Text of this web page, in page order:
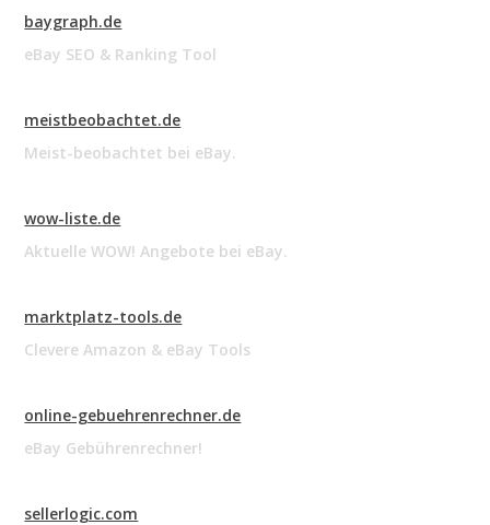
baygraph.de
eBay SEO & Ranking Tool
meistbeobachtet.de
Meist-beobachtet bei eBay.
wow-liste.de
Aktuelle WOW! Angebote bei eBay.
marktplatz-tools.de
Clevere Amazon & eBay Tools
online-gebuehrenrechner.de
eBay Gebührenrechner!
sellerlogic.com